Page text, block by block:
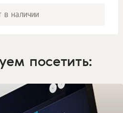
в наличии
посетить: